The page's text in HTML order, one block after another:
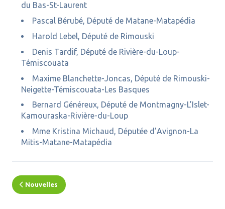
du Bas-St-Laurent
Pascal Bérubé, Député de Matane-Matapédia
Harold Lebel, Député de Rimouski
Denis Tardif, Député de Rivière-du-Loup-
Témiscouata
Maxime Blanchette-Joncas, Député de Rimouski-
Neigette-Témiscouata-Les Basques
Bernard Généreux, Député de Montmagny-L’Islet-
Kamouraska-Rivière-du-Loup
Mme Kristina Michaud, Députée d’Avignon-La
Mitis-Matane-Matapédia
Nouvelles